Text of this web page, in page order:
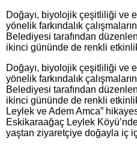
Doğayı, biyolojik çeşitliliği ve
yönelik farkındalık
Belediyesi tarafından
ikinci gününde de renkli
Doğayı, biyolojik çeşitliliği ve
yönelik farkındalık
Belediyesi tarafından
ikinci gününde de renkli
Leylek ve Adem Amca”
Eskikaraağaç Leylek
yaştan ziyaretçiye doğayla iç